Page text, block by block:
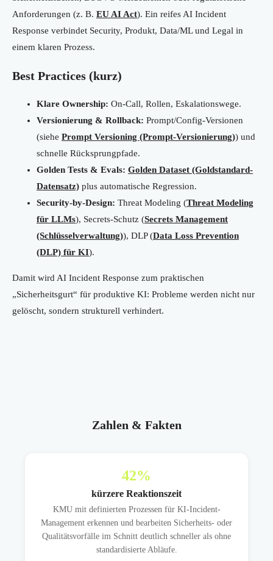
Anforderungen (z. B. EU AI Act). Ein reifes AI Incident
Response verbindet Security, Produkt, Data/ML und Legal in
einem klaren Prozess.
Best Practices (kurz)
Klare Ownership: On-Call, Rollen, Eskalationswege.
Versionierung & Rollback: Prompt/Config-Versionen
(siehe Prompt Versioning (Prompt-Versionierung)) und
schnelle Rücksprungpfade.
Golden Tests & Evals: Golden Dataset (Goldstandard-
Datensatz) plus automatische Regression.
Security-by-Design: Threat Modeling (Threat Modeling
für LLMs), Secrets-Schutz (Secrets Management
(Schlüsselverwaltung)), DLP (Data Loss Prevention
(DLP) für KI).
Damit wird AI Incident Response zum praktischen
„Sicherheitsgurt“ für produktive KI: Probleme werden nicht nur
gelöscht, sondern strukturell verhindert.
Zahlen & Fakten
42%
kürzere Reaktionszeit
KMU mit definierten Prozessen für KI-Incident-
Management erkennen und bearbeiten Sicherheits- oder
Qualitätsvorfälle im Schnitt deutlich schneller als ohne
standardisierte Abläufe.